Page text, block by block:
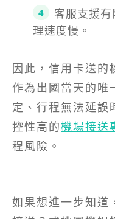
客服支援
理速度慢。
因此，信用卡送的
作為出國當天的唯
定、行程無法延誤
控性高的機場接送
程風險。
如果想進一步知道